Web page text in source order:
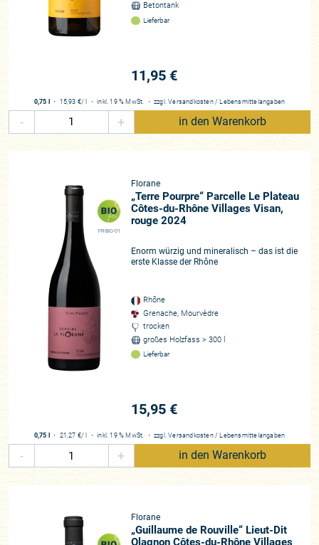
Betontank
Lieferbar
11,95 €
0,75 l ・ 15,93 €/ l ・inkl. 19 % MwSt. ・ zzgl.Versandkosten / Lebensmittelangaben
- + in den Warenkorb
FR-BIO-01
Florane
„Terre Pourpre“ Parcelle Le Plateau
Côtes-du-Rhône Villages Visan,
rouge 2024
Enorm würzig und mineralisch – das ist die
erste Klasse der Rhône
Rhône
Grenache, Mourvèdre
trocken
großes Holzfass > 300 l
Lieferbar
15,95 €
0,75 l ・ 21,27 €/ l ・inkl. 19 % MwSt. ・ zzgl.Versandkosten / Lebensmittelangaben
- + in den Warenkorb
Florane
„Guillaume de Rouville“ Lieut-Dit
Olagnon Côtes-du-Rhône Villages